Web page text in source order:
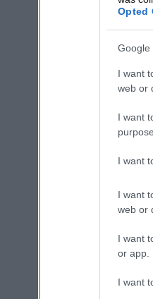
Opted
Google
I want
web or
I want
I want
I want
web or
I want
or app.
I want